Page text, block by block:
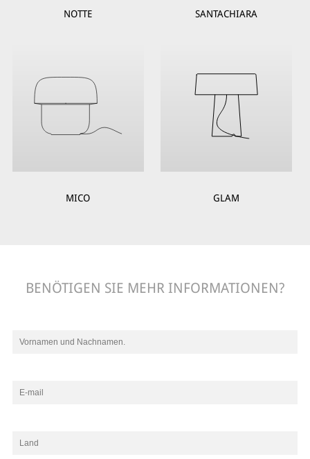
NOTTE SANTACHIARA
MICO GLAM
BENÖTIGEN SIE MEHR INFORMATIONEN?